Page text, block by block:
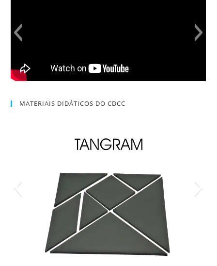
MATERIAIS DIDÁTICOS DO CDCC